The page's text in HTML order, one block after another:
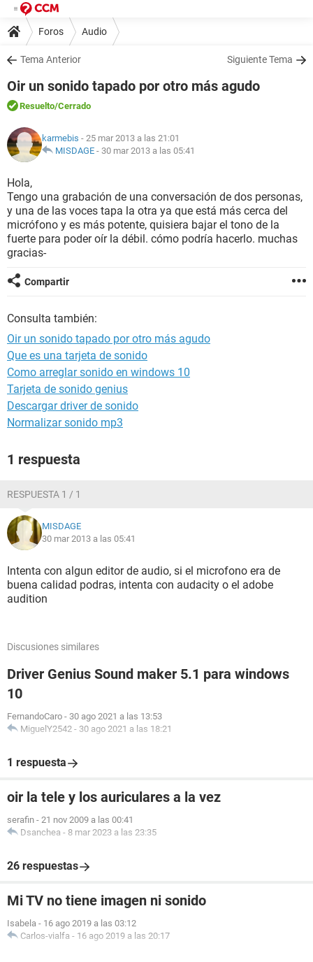
Foros Audio
Tema Anterior Siguiente Tema
Oir un sonido tapado por otro más agudo
Resuelto/Cerrado
karmebis - 25 mar 2013 a las 21:01
MISDAGE - 30 mar 2013 a las 05:41
Hola,
Tengo una grabación de una conversación de dos personas,
y una de las voces tapa la otra ya que está más cerca del
micrófono y es más potente, quisiera bajar el tono de la
fuerte para poder oír la débil. cómo podría hacerlo. muchas
gracias-
Compartir
Consulta también:
Oir un sonido tapado por otro más agudo
Que es una tarjeta de sonido
Como arreglar sonido en windows 10
Tarjeta de sonido genius
Descargar driver de sonido
Normalizar sonido mp3
1 respuesta
RESPUESTA 1 / 1
MISDAGE
30 mar 2013 a las 05:41
Intenta con algun editor de audio, si el microfono era de
buena calidad podras, intenta con audacity o el adobe
audition
Discusiones similares
Driver Genius Sound maker 5.1 para windows
10
FernandoCaro - 30 ago 2021 a las 13:53
MiguelY2542 - 30 ago 2021 a las 18:21
1 respuesta
oir la tele y los auriculares a la vez
serafin - 21 nov 2009 a las 00:41
Dsanchea - 8 mar 2023 a las 23:35
26 respuestas
Mi TV no tiene imagen ni sonido
Isabela - 16 ago 2019 a las 03:12
Carlos-vialfa - 16 ago 2019 a las 20:17